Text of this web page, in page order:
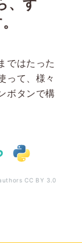
、す
ではたった
って、様々
ボタンで構
CC BY 3.0